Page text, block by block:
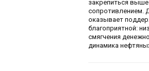
закрепиться
сопротивлением.
оказывает
благоприятной:
смягчения
динамика